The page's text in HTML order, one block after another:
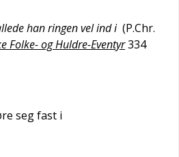
han ringen vel ind i (P.Chr.
Folke- og Huldre-Eventyr334
seg fast i